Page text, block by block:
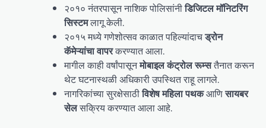
२०१० नंतरपासून नाशिक पोलिसांनीडिजिटल मॉनिटरिंग
सिस्टमलागू केली.
२०१५ मध्ये गणेशोत्सव काळात पहिल्यांदाचड्रोन
कॅमेऱ्यांचा वापरकरण्यात आला.
मागील काही वर्षांपासूनमोबाइल कंट्रोल रूम्सतैनात करून
थेट घटनास्थळी अधिकारी उपस्थित राहू लागले.
नागरिकांच्या सुरक्षेसाठीविशेष महिला पथकआणिसायबर
सेलसक्रिय करण्यात आला आहे.